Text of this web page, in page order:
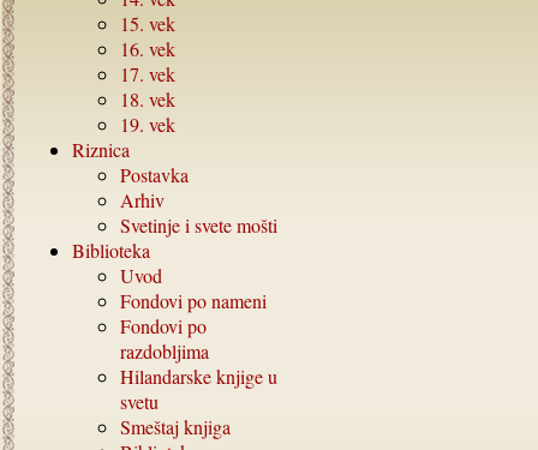
15. vek
16. vek
17. vek
18. vek
19. vek
Riznica
Postavka
Arhiv
Svetinje i svete mošti
Biblioteka
Uvod
Fondovi po nameni
Fondovi po
razdobljima
Hilandarske knjige u
svetu
Smeštaj knjiga